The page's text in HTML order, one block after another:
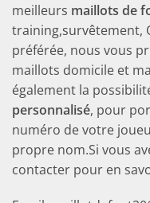
meilleurs maillots de
training,survêtement,
préférée, nous vous
maillots domicile et
également la
personnalisé, pour
numéro de votre
propre nom.Si vous
contacter pour en